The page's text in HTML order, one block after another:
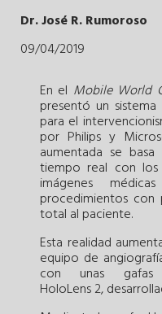
Dr. José R. Rumoroso
09/04/2019
En el Mobile World
presentó un
para el
por Philips y
aumentada se
tiempo real con
imágenes
procedimientos
total al paciente.
Esta realidad
equipo de
con unas gafas
HoloLens 2,